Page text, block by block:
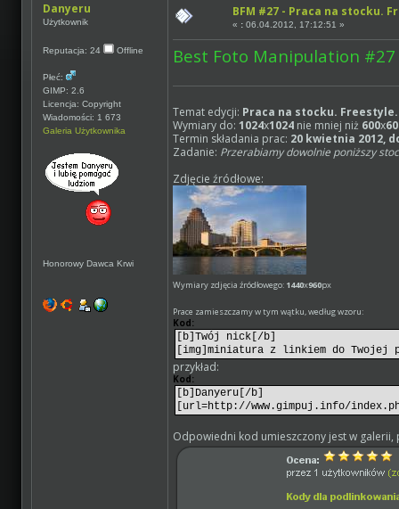
Danyeru
Użytkownik
Reputacja: 24 Offline
Płeć:
GIMP: 2.6
Licencja: Copyright
Wiadomości: 1 673
Galeria Użytkownika
Honorowy Dawca Krwi
BFM #27 - Praca na stocku.
« : 06.04.2012, 17:12:51 »
Best Foto Manipulation #27
Temat edycji: Praca na stocku. Freestyle.
Wymiary do:1024x1024 nie mniej niż 600x
Termin składania prac: 20 kwietnia 2012,
Zadanie: Przerabiamy dowolnie poniższy
Zdjęcie źródłowe:
Wymiary zdjęcia źródłowego: 1440x960px
Prace zamieszczamy w tym wątku, według wzoru:
Kod:
[b]Twój nick[/b]
[img]miniatura z linkiem do Twojej
przykład:
Kod:
[b]Danyeru[/b]
[url=http://www.gimpuj.info/
Odpowiedni kod umieszczony jest w galerii,